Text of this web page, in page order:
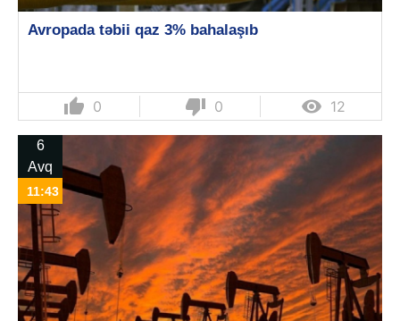
Avropada təbii qaz 3% bahalaşıb
thumb_up 0 thumb_down 0  12
6
Avq
11:43